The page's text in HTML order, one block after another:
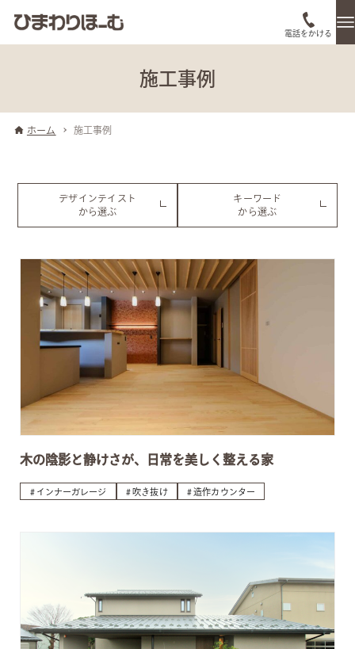
電話をかける
施工事例
ホーム 施工事例
デザインテイスト
から選ぶ
キーワード
から選ぶ
木の陰影と静けさが、日常を美しく整える家
インナーガレージ 吹き抜け 造作カウンター